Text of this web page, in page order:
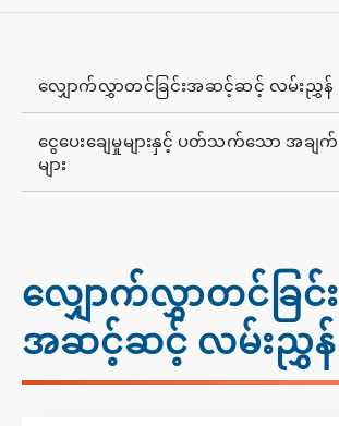
လျှောက်လွှာတင်ခြင်းအဆင့်ဆင့် လမ်းညွှန်
ငွေပေးချေမှုများနှင့် ပတ်သက်သော အ
များ
လျှောက်လွှာတင်ခြင်း
အဆင့်ဆင့် လမ်းညွှန်